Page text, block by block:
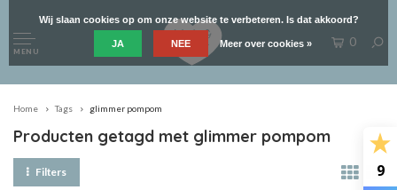
9
MENU
0
Home Tags glimmer pompom
Producten getagd met glimmer pompom
Filters
Wij slaan cookies op om onze website te verbeteren. Is dat akkoord?
JA NEE Meer over cookies »